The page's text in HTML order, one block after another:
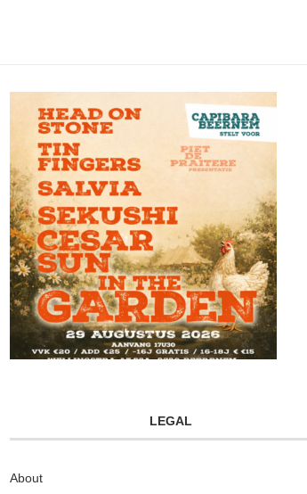
LEGAL
About